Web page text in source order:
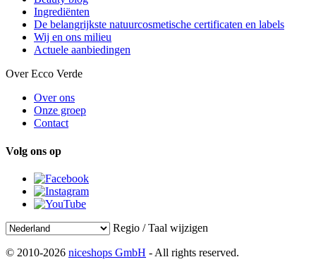
Ingrediënten
De belangrijkste natuurcosmetische certificaten en labels
Wij en ons milieu
Actuele aanbiedingen
Over Ecco Verde
Over ons
Onze groep
Contact
Volg ons op
Regio / Taal wijzigen
© 2010-2026 niceshops GmbH - All rights reserved.